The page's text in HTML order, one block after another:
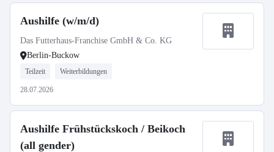
Aushilfe (w/m/d)
Das Futterhaus-Franchise GmbH & Co. KG
Berlin-Buckow
Teilzeit Weiterbildungen
28.07.2026
Aushilfe Frühstückskoch / Beikoch
(all gender)